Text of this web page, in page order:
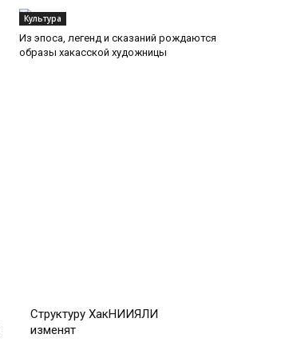
Культура
Из эпоса, легенд и сказаний рождаются
образы хакасской художницы
Структуру ХакНИИЯЛИ
изменят